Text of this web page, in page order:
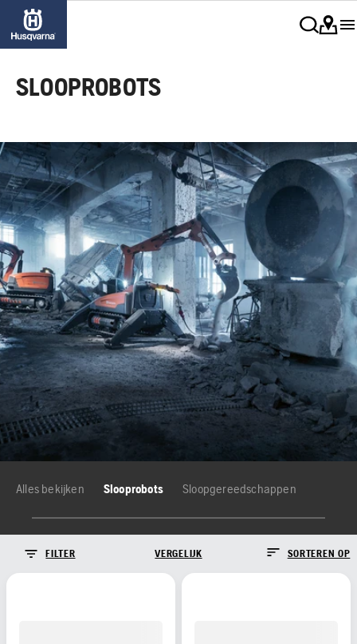
SLOOPROBOTS
Alles bekijken Slooprobots Sloopgereedschappen
FILTER VERGELIJK SORTEREN OP